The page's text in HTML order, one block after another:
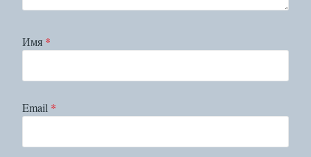
Имя *
Email *